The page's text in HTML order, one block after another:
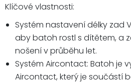
Klíčové vlastnosti:
Systém nastavení délky zad
aby batoh rostl s dítětem, a
nošení v průběhu let.
Systém Aircontact: Batoh je
Aircontact, který je součástí